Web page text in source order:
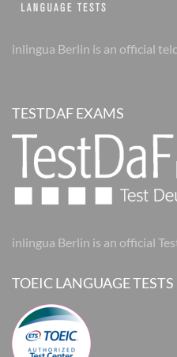
inlingua Berlin is an official
TESTDAF EXAMS
inlingua Berlin is an official
TOEIC LANGUAGE TESTS